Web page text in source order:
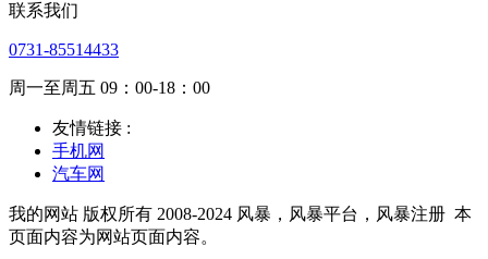
联系我们
0731-85514433
周一至周五 09：00-18：00
友情链接 :
手机网
汽车网
我的网站 版权所有 2008-2024 风暴，风暴平台，风暴注册 本
页面内容为网站页面内容。